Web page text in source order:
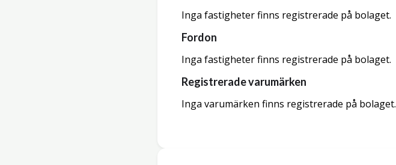
Inga fastigheter finns registrerade på bolaget.
Fordon
Inga fastigheter finns registrerade på bolaget.
Registrerade varumärken
Inga varumärken finns registrerade på bolaget.